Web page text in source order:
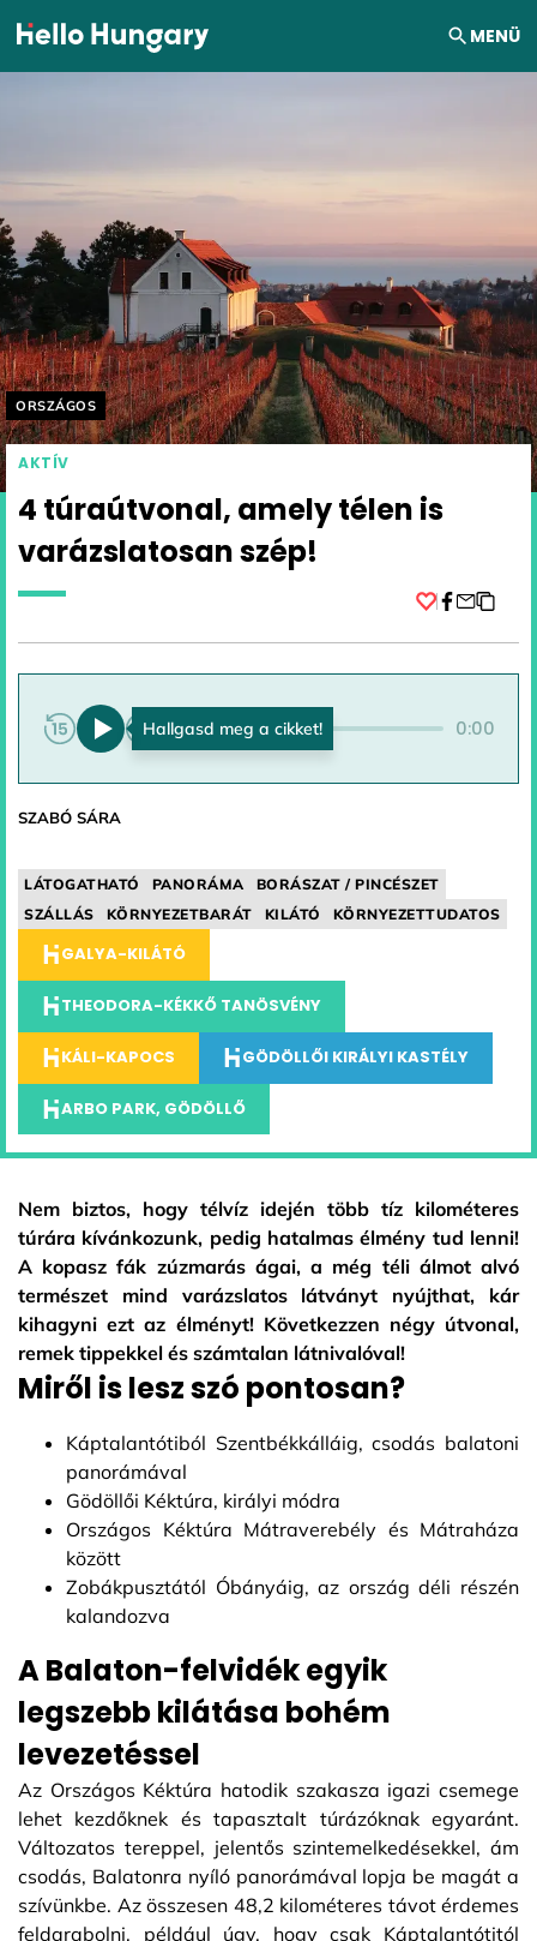
Ugrás a tartalomhoz MENÜ
Helyszín címkék:
ORSZÁGOS
AKTÍV
4 túraútvonal, amely télen is
varázslatosan szép!
0:00 0:00
SZABÓ SÁRA
LÁTOGATHATÓ PANORÁMA
BORÁSZAT / PINCÉSZET
SZÁLLÁS
KÖRNYEZETBARÁT KILÁTÓ KÖRNYEZETTUDATOS
GALYA-KILÁTÓ
THEODORA-KÉKKŐ TANÖSVÉNY
KÁLI-KAPOCS GÖDÖLLŐI KIRÁLYI KASTÉLY
ARBO PARK, GÖDÖLLŐ
Nem biztos, hogy télvíz idején több tíz kilométeres
túrára kívánkozunk, pedig hatalmas élmény tud lenni!
A kopasz fák zúzmarás ágai, a még téli álmot alvó
természet mind varázslatos látványt nyújthat, kár
kihagyni ezt az élményt! Következzen négy útvonal,
remek tippekkel és számtalan látnivalóval!
Miről is lesz szó pontosan?
Káptalantótiból Szentbékkálláig, csodás balatoni
panorámával
Gödöllői Kéktúra, királyi módra
Országos Kéktúra Mátraverebély és Mátraháza
között
Zobákpusztától Óbányáig, az ország déli részén
kalandozva
A Balaton-felvidék egyik
legszebb kilátása bohém
levezetéssel
Az Országos Kéktúra hatodik szakasza igazi csemege
lehet kezdőknek és tapasztalt túrázóknak egyaránt.
Változatos tereppel, jelentős szintemelkedésekkel, ám
csodás, Balatonra nyíló panorámával lopja be magát a
szívünkbe. Az összesen 48,2 kilométeres távot érdemes
feldarabolni, például úgy, hogy csak Káptalantótitól